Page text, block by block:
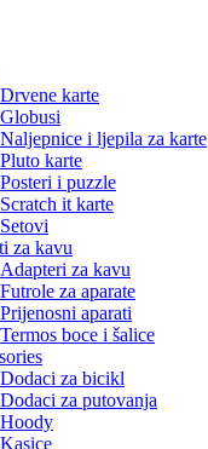
Drvene karte
Globusi
Naljepnice i ljepila za karte
Pluto karte
Posteri i puzzle
Scratch it karte
Setovi
za kavu
Adapteri za kavu
Futrole za aparate
Prijenosni aparati
Termos boce i šalice
Dodaci za bicikl
Dodaci za putovanja
Hoody
Kasice